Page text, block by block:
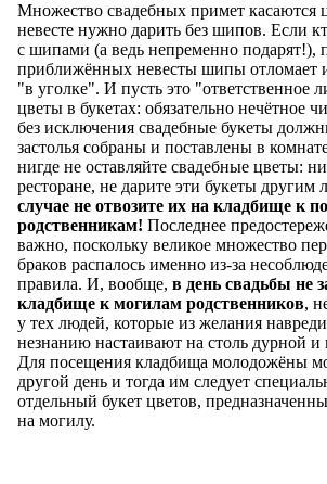
Множество свадебных примет касаются
невесте нужно дарить без шипов. Если
с шипами (а ведь непременно подарят!),
приближённых невесты шипы отломает
"в уголке". И пусть это "ответственное
цветы в букетах: обязательно нечётное
без исключения свадебные букеты
застолья собраны и поставлены в
нигде не оставляйте свадебные цветы:
ресторане, не дарите эти букеты другим
случае не отвозите их на кладбище к
родственникам! Последнее
важно, поскольку великое множество
браков распалось именно из-за
правила. И, вообще, в день свадьбы не
кладбище к могилам родственников,
у тех людей, которые из желания
незнанию настаивают на столь дурной и
Для посещения кладбища молодожёны
другой день и тогда им следует
отдельный букет цветов,
на могилу.